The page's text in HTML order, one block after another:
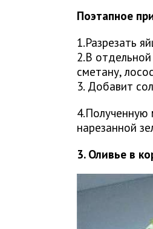
Поэтапное
1.Разрезать
2.В
сметану,
3. Добавит
4.Полученную
нарезанной
3. Оливье в